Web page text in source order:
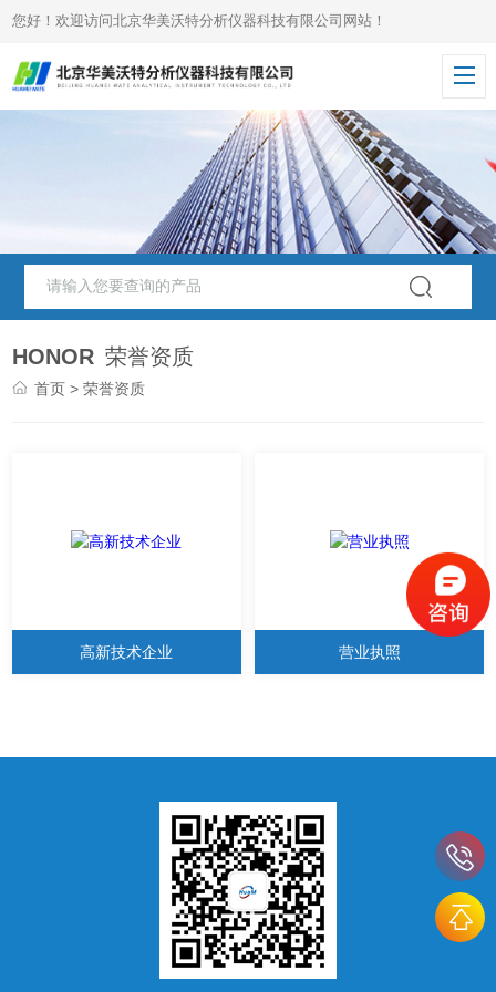
您好！欢迎访问北京华美沃特分析仪器科技有限公司网站！
HONOR 荣誉资质
首页 > 荣誉资质
高新技术企业 营业执照